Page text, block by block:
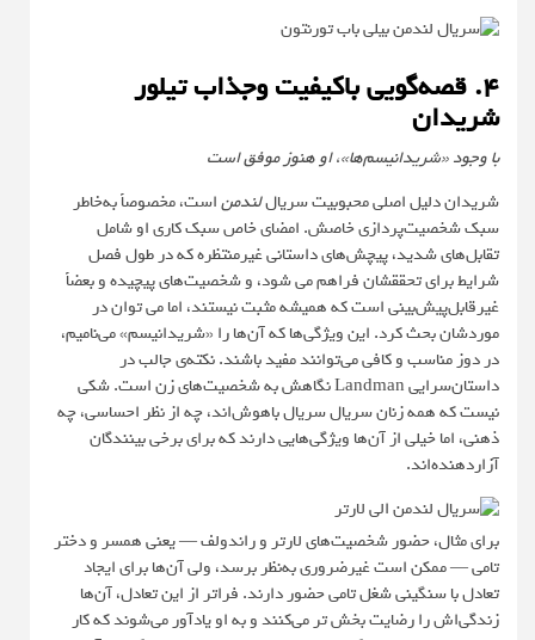
۴. قصه‌گویی باکیفیت وجذاب تیلور
شریدان
با وجود «شریدانیسم‌ها»، او هنوز موفق است
شریدان دلیل اصلی محبوبیت سریاللندمناست، مخصوصاً به‌خاطر
سبک شخصیت‌پردازی خاصش. امضای خاص سبک کاری او شامل
تقابل‌های شدید، پیچش‌های داستانی غیرمنتظره که در طول فصل
شرایط برای تحققشان فراهم می شود، و شخصیت‌های پیچیده و بعضاً
غیرقابل‌پیش‌بینی است که همیشه مثبت نیستند، اما می توان در
موردشان بحث کرد. این ویژگی‌ها که آن‌ها را «شریدانیسم» می‌نامیم،
در دوز مناسب و کافی می‌توانند مفید باشند. نکته‌ی جالب در
داستان‌سرایی Landman نگاهش به شخصیت‌های زن است. شکی
نیست که همه زنان سریال سریال باهوش‌اند، چه از نظر احساسی، چه
ذهنی، اما خیلی از آن‌ها ویژگی‌هایی دارند که برای برخی بینندگان
آزاردهنده‌اند.
برای مثال، حضور شخصیت‌های لارتر و راندولف — یعنی همسر و دختر
تامی — ممکن است غیرضروری به‌نظر برسد، ولی آن‌ها برای ایجاد
تعادل با سنگینی شغل تامی حضور دارند. فراتر از این تعادل، آن‌ها
زندگی‌اش را رضایت بخش تر می‌کنند و به او یادآور می‌شوند که کار